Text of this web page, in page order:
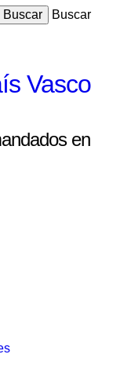
Buscar
Vasco
en